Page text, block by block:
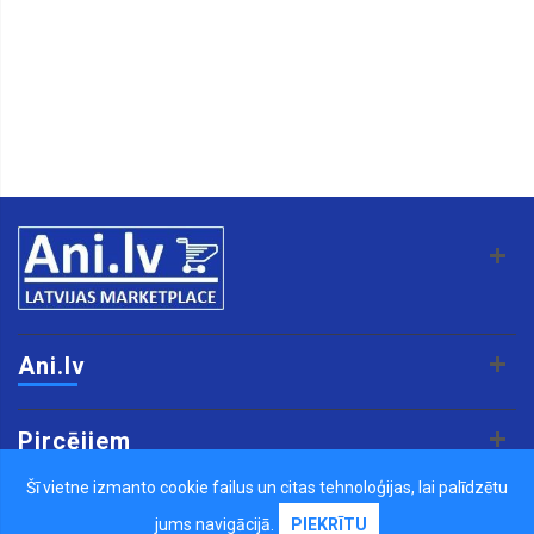
Ani.lv
Pircējiem
Pārdevējiem
Šī vietne izmanto cookie failus un citas tehnoloģijas, lai palīdzētu
jums navigācijā.
PIEKRĪTU